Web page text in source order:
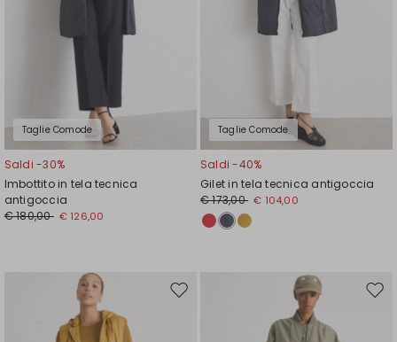
Taglie Comode
Saldi -30%
Imbottito in tela tecnica
antigoccia
€ 180,00 € 126,00
Taglie Comode
Saldi -40%
Gilet in tela tecnica antigoccia
€ 173,00 € 104,00
Sposta